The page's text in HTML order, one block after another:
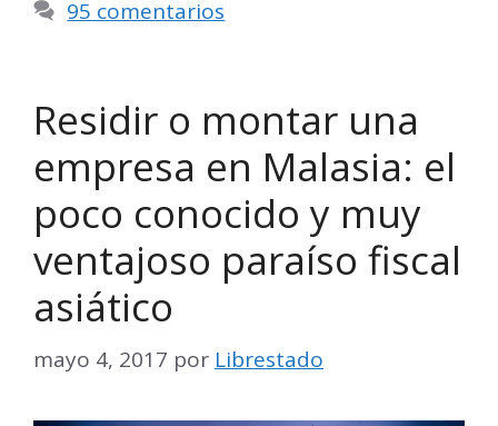
95 comentarios
Residir o montar una
empresa en Malasia: el
poco conocido y muy
ventajoso paraíso fiscal
asiático
mayo 4, 2017 por Librestado